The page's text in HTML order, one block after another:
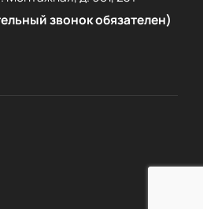
звонок обязателен)